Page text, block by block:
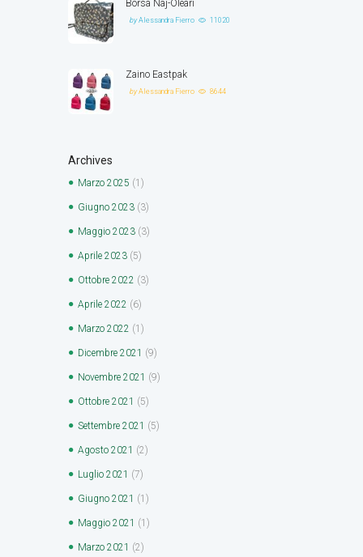
Borsa Naj-Oleari
byAlessandra Fierro 11020
Zaino Eastpak
byAlessandra Fierro 8644
Archives
Marzo 2025 (1)
Giugno 2023 (3)
Maggio 2023 (3)
Aprile 2023 (5)
Ottobre 2022 (3)
Aprile 2022 (6)
Marzo 2022 (1)
Dicembre 2021 (9)
Novembre 2021 (9)
Ottobre 2021 (5)
Settembre 2021 (5)
Agosto 2021 (2)
Luglio 2021 (7)
Giugno 2021 (1)
Maggio 2021 (1)
Marzo 2021 (2)